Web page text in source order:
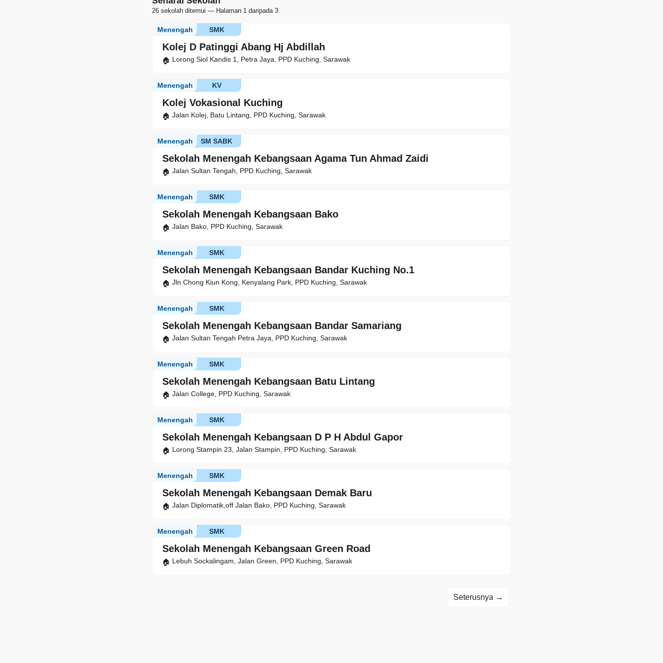
26 sekolah ditemui — Halaman 1 daripada 3
Kolej D Patinggi Abang Hj Abdillah
SMK
Menengah
Lorong Siol Kandis 1, Petra Jaya, PPD Kuching, Sarawak
Kolej Vokasional Kuching
KV
Menengah
Jalan Kolej, Batu Lintang, PPD Kuching, Sarawak
Sekolah Menengah Kebangsaan Agama Tun Ahmad Zaidi
SM SABK
Menengah
Jalan Sultan Tengah, PPD Kuching, Sarawak
Sekolah Menengah Kebangsaan Bako
SMK
Menengah
Jalan Bako, PPD Kuching, Sarawak
Sekolah Menengah Kebangsaan Bandar Kuching No.1
SMK
Menengah
Jln Chong Kiun Kong, Kenyalang Park, PPD Kuching, Sarawak
Sekolah Menengah Kebangsaan Bandar Samariang
SMK
Menengah
Jalan Sultan Tengah Petra Jaya, PPD Kuching, Sarawak
Sekolah Menengah Kebangsaan Batu Lintang
SMK
Menengah
Jalan College, PPD Kuching, Sarawak
Sekolah Menengah Kebangsaan D P H Abdul Gapor
SMK
Menengah
Lorong Stampin 23, Jalan Stampin, PPD Kuching, Sarawak
Sekolah Menengah Kebangsaan Demak Baru
SMK
Menengah
Jalan Diplomatik,off Jalan Bako, PPD Kuching, Sarawak
Sekolah Menengah Kebangsaan Green Road
SMK
Menengah
Lebuh Sockalingam, Jalan Green, PPD Kuching, Sarawak
Seterusnya →